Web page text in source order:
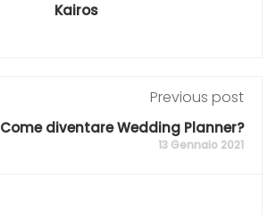
Kairos
Previous post
Come diventare Wedding Planner?
13 Gennaio 2021